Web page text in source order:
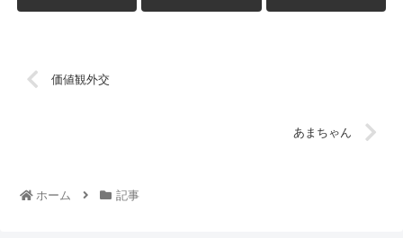
価値観外交
あまちゃん
ホーム 記事